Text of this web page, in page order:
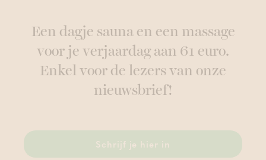
Een dagje sauna en een massage
voor je verjaardag aan 61 euro.
Enkel voor de lezers van onze
nieuwsbrief!
Schrijf je hier in